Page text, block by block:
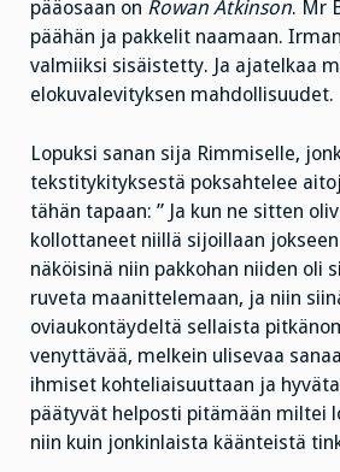
pääosaan on Rowan Atkinson. Mr
päähän ja pakkelit naamaan.
valmiiksi sisäistetty. Ja ajatelkaa
elokuvalevityksen mahdollisuudet.
Lopuksi sanan sija Rimmiselle,
tekstitykityksestä poksahtelee
tähän tapaan: ” Ja kun ne sitten
kollottaneet niillä sijoillaan
näköisinä niin pakkohan niiden oli
ruveta maanittelemaan, ja niin
oviaukontäydeltä sellaista
venyttävää, melkein ulisevaa
ihmiset kohteliaisuuttaan ja
päätyvät helposti pitämään miltei
niin kuin jonkinlaista käänteistä